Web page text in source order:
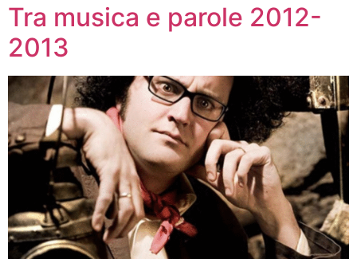
Tra musica e parole 2012-
2013